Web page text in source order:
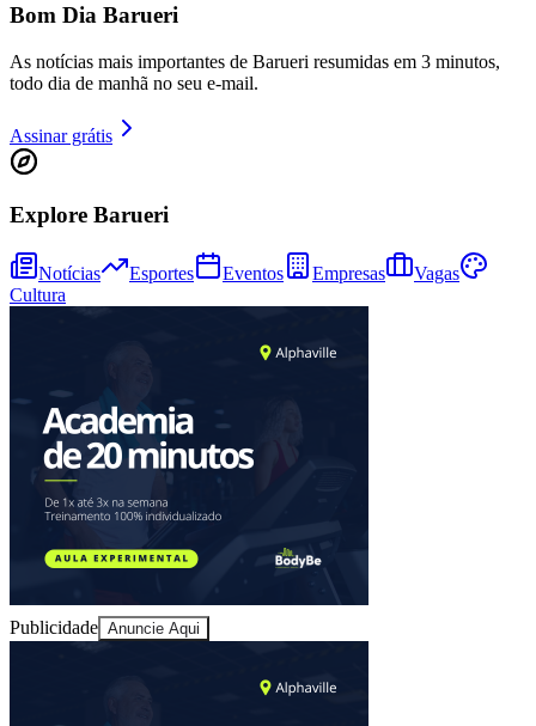
Bom Dia Barueri
As notícias mais importantes de Barueri resumidas em 3 minutos,
todo dia de manhã no seu e-mail.
Assinar grátis
Explore Barueri
Notícias Esportes Eventos Empresas
Vagas
Cultura
Publicidade Anuncie Aqui